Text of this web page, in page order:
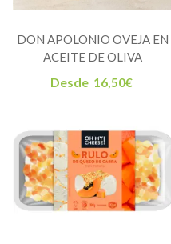
DON APOLONIO OVEJA EN
ACEITE DE OLIVA
Desde 16,50€